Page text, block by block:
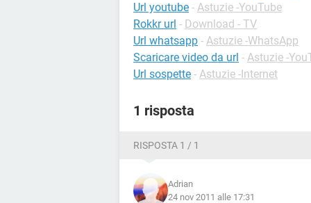
Url youtube - Astuzie -YouTube
Rokkr url - Download - TV
Url whatsapp - Astuzie -WhatsApp
Scaricare video da url - Astuzie -
Url sospette - Astuzie -Internet
1 risposta
RISPOSTA 1 / 1
Adrian
24 nov 2011 alle 17:31